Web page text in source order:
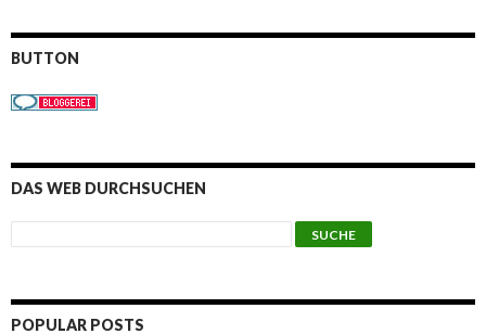
BUTTON
DAS WEB DURCHSUCHEN
POPULAR POSTS